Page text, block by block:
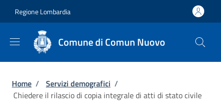
Regione Lombardia
Comune di Comun Nuovo
Briciole di pane
Home / Servizi demografici /
Chiedere il rilascio di copia integrale di atti di stato civile